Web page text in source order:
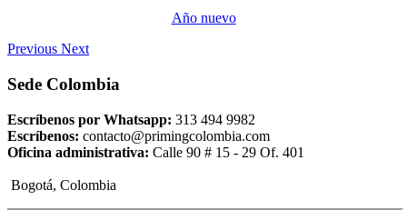
Año nuevo
Previous Next
Sede Colombia
Escríbenos por Whatsapp: 313 494 9982
Escríbenos: contacto@primingcolombia.com
Oficina administrativa: Calle 90 # 15 - 29 Of. 401
Bogotá, Colombia